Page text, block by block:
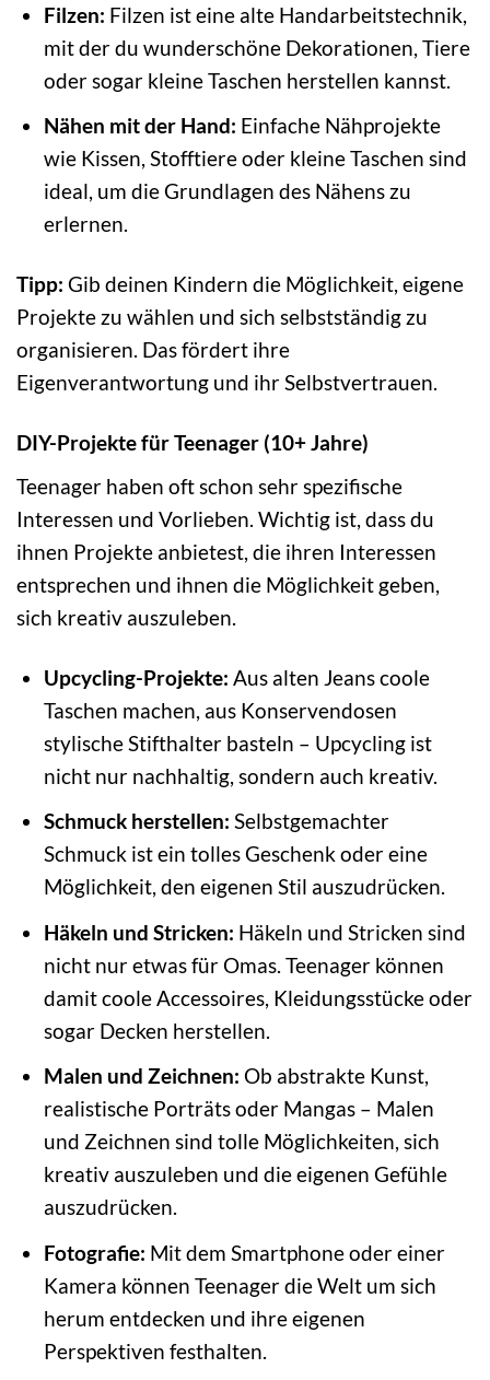
Filzen: Filzen ist eine alte Handarbeitstechnik,
mit der du wunderschöne Dekorationen, Tiere
oder sogar kleine Taschen herstellen kannst.
Nähen mit der Hand: Einfache Nähprojekte
wie Kissen, Stofftiere oder kleine Taschen sind
ideal, um die Grundlagen des Nähens zu
erlernen.
Tipp: Gib deinen Kindern die Möglichkeit, eigene
Projekte zu wählen und sich selbstständig zu
organisieren. Das fördert ihre
Eigenverantwortung und ihr Selbstvertrauen.
DIY-Projekte für Teenager (10+ Jahre)
Teenager haben oft schon sehr spezifische
Interessen und Vorlieben. Wichtig ist, dass du
ihnen Projekte anbietest, die ihren Interessen
entsprechen und ihnen die Möglichkeit geben,
sich kreativ auszuleben.
Upcycling-Projekte: Aus alten Jeans coole
Taschen machen, aus Konservendosen
stylische Stifthalter basteln – Upcycling ist
nicht nur nachhaltig, sondern auch kreativ.
Schmuck herstellen: Selbstgemachter
Schmuck ist ein tolles Geschenk oder eine
Möglichkeit, den eigenen Stil auszudrücken.
Häkeln und Stricken: Häkeln und Stricken sind
nicht nur etwas für Omas. Teenager können
damit coole Accessoires, Kleidungsstücke oder
sogar Decken herstellen.
Malen und Zeichnen: Ob abstrakte Kunst,
realistische Porträts oder Mangas – Malen
und Zeichnen sind tolle Möglichkeiten, sich
kreativ auszuleben und die eigenen Gefühle
auszudrücken.
Fotografie: Mit dem Smartphone oder einer
Kamera können Teenager die Welt um sich
herum entdecken und ihre eigenen
Perspektiven festhalten.